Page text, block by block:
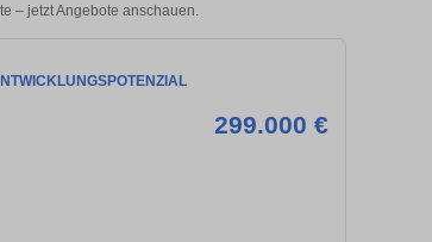
– jetzt Angebote anschauen.
299.000 €